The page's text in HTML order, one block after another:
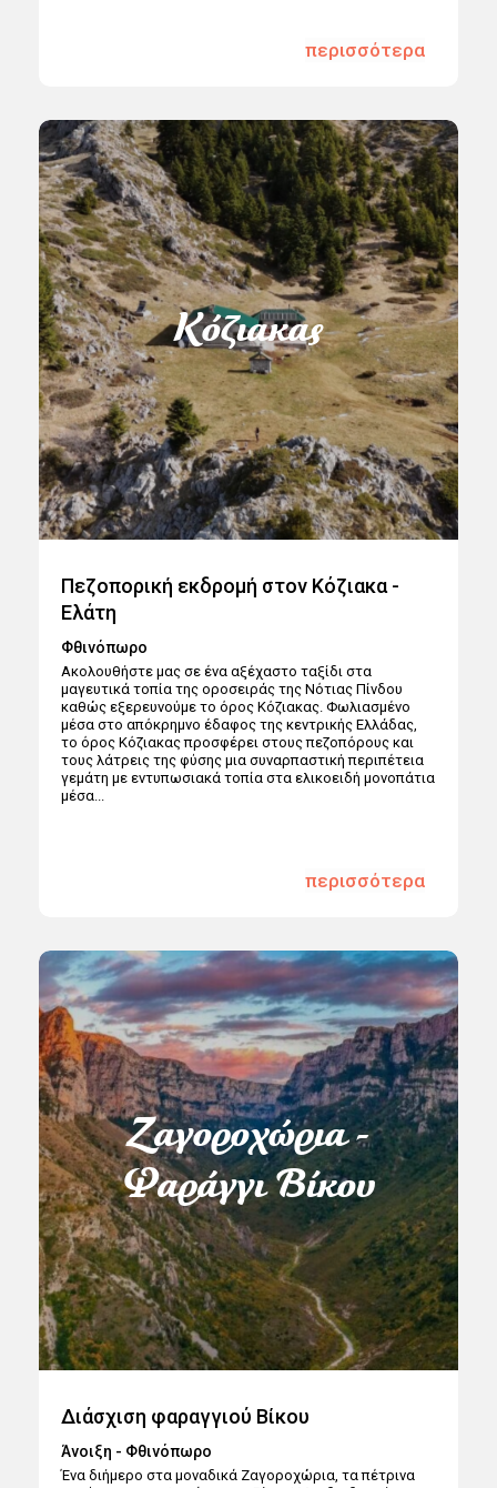
περισσότερα
Κόζιακας
Πεζοπορική εκδρομή στον Κόζιακα -
Ελάτη
Φθινόπωρο
Ακολουθήστε μας σε ένα αξέχαστο ταξίδι στα
μαγευτικά τοπία της οροσειράς της Νότιας Πίνδου
καθώς εξερευνούμε το όρος Κόζιακας. Φωλιασμένο
μέσα στο απόκρημνο έδαφος της κεντρικής Ελλάδας,
το όρος Κόζιακας προσφέρει στους πεζοπόρους και
τους λάτρεις της φύσης μια συναρπαστική περιπέτεια
γεμάτη με εντυπωσιακά τοπία στα ελικοειδή μονοπάτια
μέσα...
περισσότερα
Ζαγοροχώρια -
Φαράγγι Βίκου
Διάσχιση φαραγγιού Βίκου
Άνοιξη - Φθινόπωρο
Ένα διήμερο στα μοναδικά Ζαγοροχώρια, τα πέτρινα